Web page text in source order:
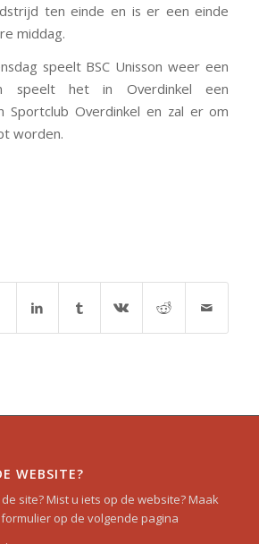
ten einde en is er een einde
middag.
speelt BSC Unisson weer een
speelt het in Overdinkel een
Sportclub Overdinkel en zal erom
worden.
WEBSITE?
site? Mist u iets op de website? Maak
op de volgende pagina